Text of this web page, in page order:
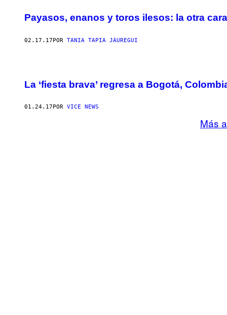
Payasos, enanos y toros ilesos: la otra
02.17.17POR TANIA TAPIA JÁUREGUI
La ‘fiesta brava’ regresa a Bogotá,
01.24.17 POR VICE NEWS
Más